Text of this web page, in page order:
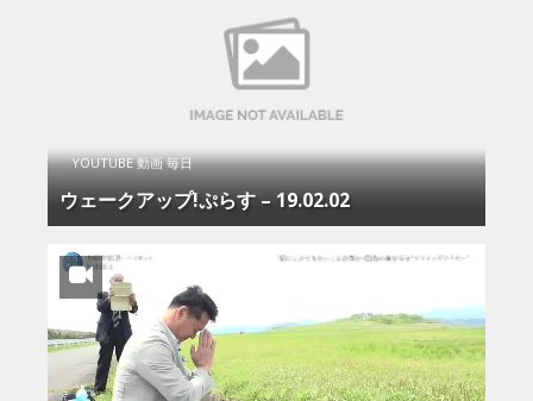
YOUTUBE 動画 毎日
ウェークアップ!ぷらす – 19.02.02